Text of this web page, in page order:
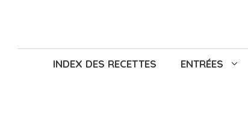
INDEX DES RECETTES ENTRÉES